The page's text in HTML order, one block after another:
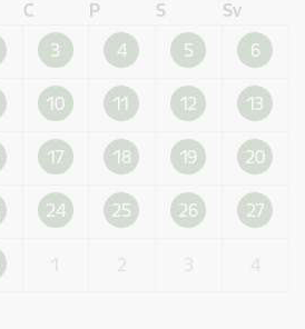
C P S
Sv
3 4 5 6
10 11 12 13
17 18 19 20
24 25 26 27